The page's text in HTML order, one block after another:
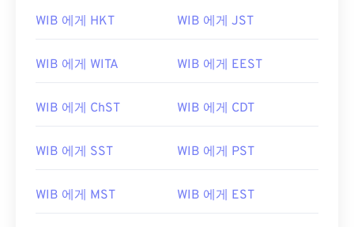
WIB 에게 HKT WIB 에게 JST
WIB 에게 WITA WIB 에게 EEST
WIB 에게 ChST WIB 에게 CDT
WIB 에게 SST WIB 에게 PST
WIB 에게 MST WIB 에게 EST